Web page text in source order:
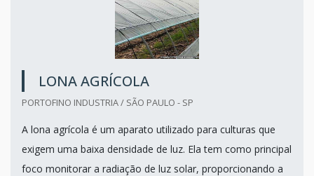
LONA AGRÍCOLA
PORTOFINO INDUSTRIA / SÃO PAULO - SP
A lona agrícola é um aparato utilizado para culturas que
exigem uma baixa densidade de luz. Ela tem como principal
foco monitorar a radiação de luz solar, proporcionando a